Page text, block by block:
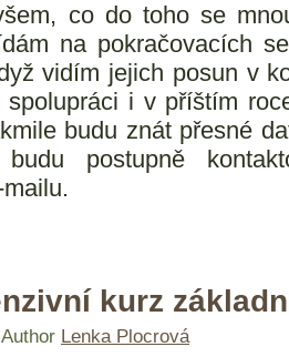
co do toho se
na pokračovacích
vidím jejich posun v
i v příštím
budu znát přesné
postupně
kurz
Author Lenka Plocrová